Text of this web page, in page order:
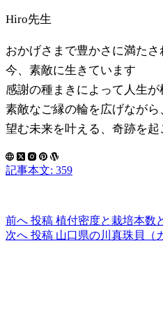
Hiro先生
おかげさまで豊かさに満たさ
今、素敵に生きています
感謝の種まきによって人生
素敵なご縁の輪を広げながら
望む未来を叶える、奇跡を起
記事本文: 359
前へ 投稿 植付密度と栽培本数
次へ 投稿 山口県の川真珠貝（